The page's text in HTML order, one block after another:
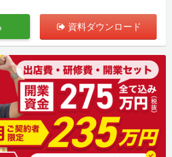
資料ダウンロード